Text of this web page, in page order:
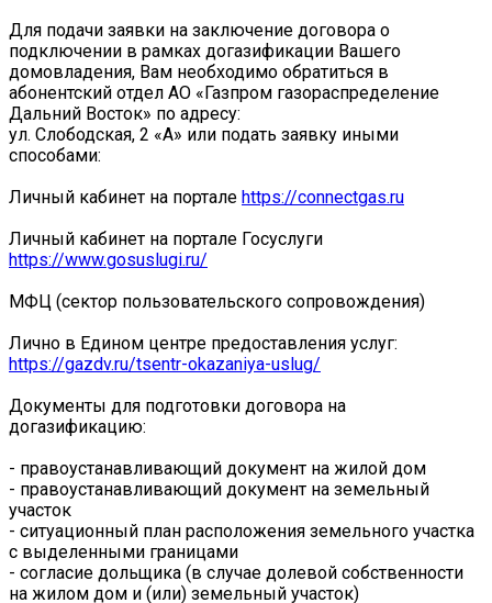
Для подачи заявки на заключение договора о
подключении в рамках догазификации Вашего
домовладения, Вам необходимо обратиться в
абонентский отдел АО «Газпром газораспределение
Дальний Восток» по адресу:
ул. Слободская, 2 «А» или подать заявку иными
способами:
Личный кабинет на портале https://connectgas.ru
Личный кабинет на портале Госуслуги
https://www.gosuslugi.ru/
МФЦ (сектор пользовательского сопровождения)
Лично в Едином центре предоставления услуг:
https://gazdv.ru/tsentr-okazaniya-uslug/
Документы для подготовки договора на
догазификацию:
- правоустанавливающий документ на жилой дом
- правоустанавливающий документ на земельный
участок
- ситуационный план расположения земельного участка
с выделенными границами
- согласие дольщика (в случае долевой собственности
на жилом дом и (или) земельный участок)